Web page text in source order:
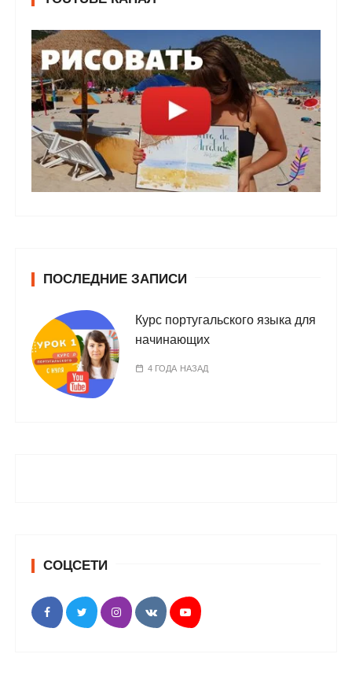
ПОСЛЕДНИЕ ЗАПИСИ
Курс португальского языка для
начинающих
4 ГОДА НАЗАД
СОЦСЕТИ